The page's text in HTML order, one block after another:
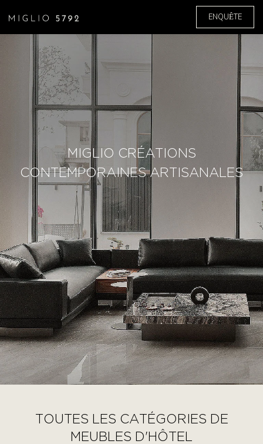
ENQUÊTE
MIGLIO CRÉATIONS
CONTEMPORAINES ARTISANALES
TOUTES LES CATÉGORIES DE
MEUBLES D'HÔTEL